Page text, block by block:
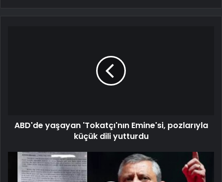
ABD'de yaşayan 'Tokatçı'nın Emine'si, pozlarıyla
küçük dili yutturdu